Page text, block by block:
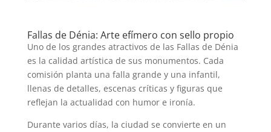
Fallas de Dénia: Arte efímero con sello propio
Uno de los grandes atractivos de las Fallas de Dénia
es la calidad artística de sus monumentos. Cada
comisión planta una falla grande y una infantil,
llenas de detalles, escenas críticas y figuras que
reflejan la actualidad con humor e ironía.
Durante varios días, la ciudad se convierte en un